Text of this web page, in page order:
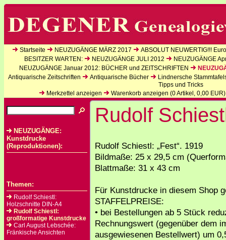
Startseite NEUZUGÄNGE MÄRZ 2017
ABSOLUT NEUWERTIG!!!
BESITZER WARTEN:
NEUZUGÄNGE JULI 2012
NEUZUGÄNGE
NEUZUGÄNGE Januar 2012: BÜCHER und ZEITSCHRIFTEN
Antiquarische Zeitschriften
Antiquarische Bücher
Lindnersche
Tipps und Tricks
Merkzettel anzeigen
Warenkorb anzeigen (0Artikel, 0,00 EUR)
NEUZUGÄNGE:
Kunstdrucke
(Reproduktionen):
Themen:
Rudolf Schiestl:
Holzschnitte DIN-A4
Rudolf Schiestl:
großformatige Kunstdrucke
Carl August Lebschée:
Fränkische Ansichten
Rudolf
Rudolf Schiestl: „Fest“. 1919
Bildmaße: 25 x 29,5 cm
Blattmaße: 31 x 43 cm
Für Kunstdrucke in diesem Shop
STAFFELPREISE:
• bei Bestellungen ab 5 Stück
Rechnungswert (gegenüber dem
ausgewiesenen Bestellwert) um